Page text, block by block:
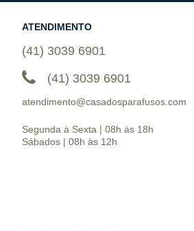
ATENDIMENTO
(41) 3039 6901
(41) 3039 6901
atendimento@casadosparafusos.com
Segunda à Sexta | 08h às 18h
Sábados | 08h às 12h